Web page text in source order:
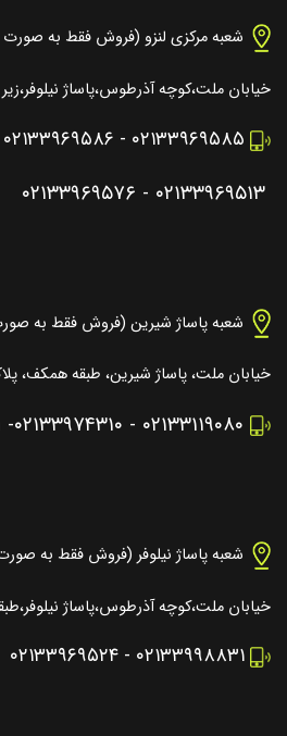
شعبه مرکزی لنزو (فروش فقط به
خیابان ملت،کوچه آذرطوس،پاساژ نیلوفر،زیر
۰۲۱۳۳۹۶۹۵۸۵ - ۰۲۱۳۳۹۶۹۵۸۶
۰۲۱۳۳۹۶۹۵۱۳ - ۰۲۱۳۳۹۶۹۵۷۶
شعبه پاساژ شیرین (فروش فقط به
خیابان ملت، پاساژ شیرین، طبقه همکف،
۰۲۱۳۳۱۱۹۰۸۰ - ۰۲۱۳۳۹۷۴۳۱۰-
شعبه پاساژ نیلوفر (فروش فقط به
خیابان ملت،کوچه آذرطوس،پاساژ
۰۲۱۳۳۹۹۸۸۳۱ - ۰۲۱۳۳۹۶۹۵۲۴